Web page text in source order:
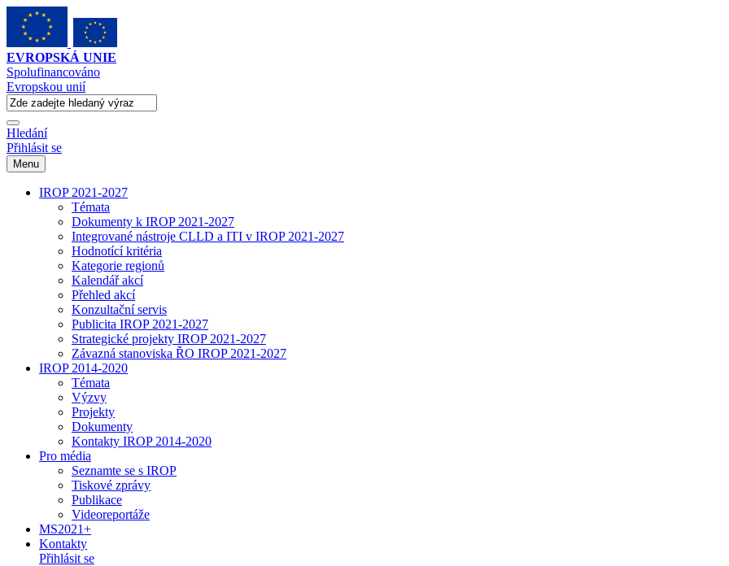
EVROPSKÁ UNIE
Spolufinancováno
Evropskou unií
Hledání
Přihlásit se
Menu
IROP 2021-2027
Témata
Dokumenty k IROP 2021-2027
Integrované nástroje CLLD a ITI v IROP 2021-2027
Hodnotící kritéria
Kategorie regionů
Kalendář akcí
Přehled akcí
Konzultační servis
Publicita IROP 2021-2027
Strategické projekty IROP 2021-2027
Závazná stanoviska ŘO IROP 2021-2027
IROP 2014-2020
Témata
Výzvy
Projekty
Dokumenty
Kontakty IROP 2014-2020
Pro média
Seznamte se s IROP
Tiskové zprávy
Publikace
Videoreportáže
MS2021+
Kontakty
Přihlásit se